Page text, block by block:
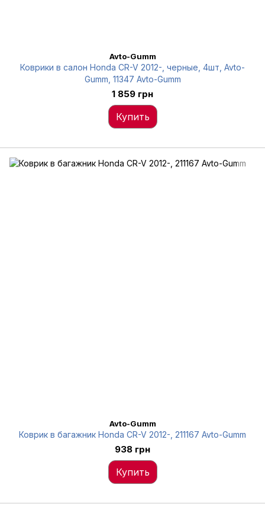
Avto-Gumm
Коврики в салон Honda CR-V 2012-, черные, 4шт, Avto-
Gumm, 11347 Avto-Gumm
1 859 грн
Купить
Avto-Gumm
Коврик в багажник Honda CR-V 2012-, 211167 Avto-Gumm
938 грн
Купить